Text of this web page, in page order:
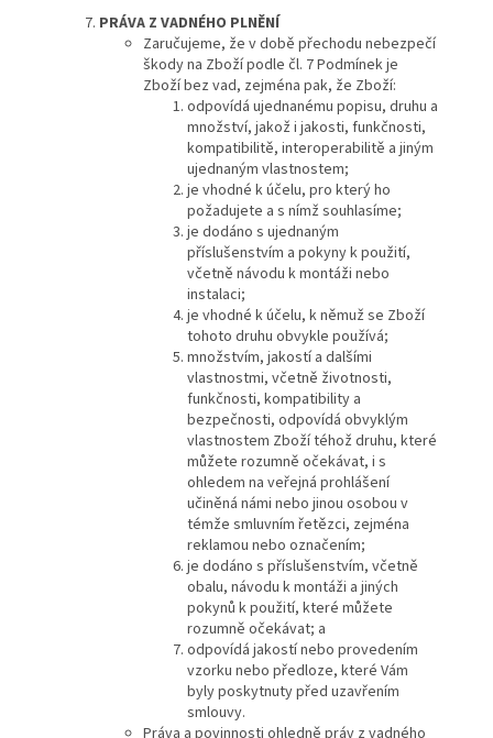
PRÁVA Z VADNÉHO PLNĚNÍ
Zaručujeme, že v době přechodu nebezpečí
škody na Zboží podle čl. 7 Podmínek je
Zboží bez vad, zejména pak, že Zboží:
odpovídá ujednanému popisu, druhu a
množství, jakož i jakosti, funkčnosti,
kompatibilitě, interoperabilitě a jiným
ujednaným vlastnostem;
je vhodné k účelu, pro který ho
požadujete a s nímž souhlasíme;
je dodáno s ujednaným
příslušenstvím a pokyny k použití,
včetně návodu k montáži nebo
instalaci;
je vhodné k účelu, k němuž se Zboží
tohoto druhu obvykle používá;
množstvím, jakostí a dalšími
vlastnostmi, včetně životnosti,
funkčnosti, kompatibility a
bezpečnosti, odpovídá obvyklým
vlastnostem Zboží téhož druhu, které
můžete rozumně očekávat, i s
ohledem na veřejná prohlášení
učiněná námi nebo jinou osobou v
témže smluvním řetězci, zejména
reklamou nebo označením;
je dodáno s příslušenstvím, včetně
obalu, návodu k montáži a jiných
pokynů k použití, které můžete
rozumně očekávat; a
odpovídá jakostí nebo provedením
vzorku nebo předloze, které Vám
byly poskytnuty před uzavřením
smlouvy.